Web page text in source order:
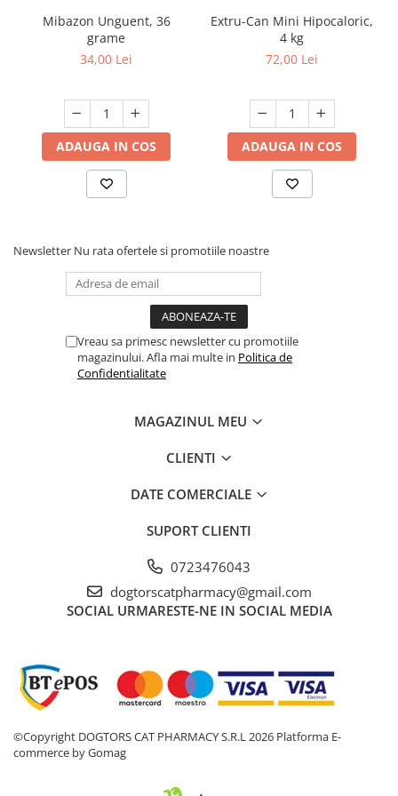
Mibazon Unguent, 36
grame
34,00 Lei
ADAUGA IN COS
Extru-Can Mini Hipocaloric,
4 kg
72,00 Lei
ADAUGA IN COS
Newsletter Nu rata ofertele si promotiile noastre
Vreau sa primesc newsletter cu promotiile
magazinului. Afla mai multe in Politica de
Confidentialitate
MAGAZINUL MEU
CLIENTI
DATE COMERCIALE
SUPORT CLIENTI
0723476043
dogtorscatpharmacy@gmail.com
SOCIAL URMARESTE-NE IN SOCIAL MEDIA
©Copyright DOGTORS CAT PHARMACY S.R.L 2026 Platforma E-
commerce by Gomag